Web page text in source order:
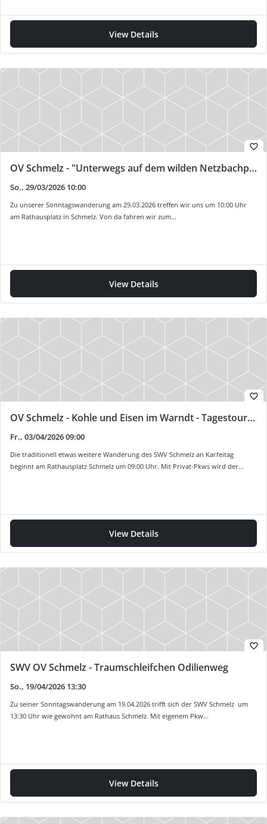
View Details
favorite_border
OV Schmelz - "Unterwegs auf dem wilden Netzbachpfad"
So., 29/03/2026 10:00
Zu unserer Sonntagswanderung am 29.03.2026 treffen wir uns um 10:00 Uhr
am Rathausplatz in Schmelz. Von da fahren wir zum…
View Details
favorite_border
OV Schmelz - Kohle und Eisen im Warndt - Tagestour an Karfreitag
Fr., 03/04/2026 09:00
Die traditionell etwas weitere Wanderung des SWV Schmelz an Karfeitag
beginnt am Rathausplatz Schmelz um 09:00 Uhr. Mit Privat-Pkws wird der…
View Details
favorite_border
SWV OV Schmelz - Traumschleifchen Odilienweg
So., 19/04/2026 13:30
Zu seiner Sonntagswanderung am 19.04.2026 trifft sich der SWV Schmelz um
13:30 Uhr wie gewohnt am Rathaus Schmelz. Mit eigenem Pkw…
View Details